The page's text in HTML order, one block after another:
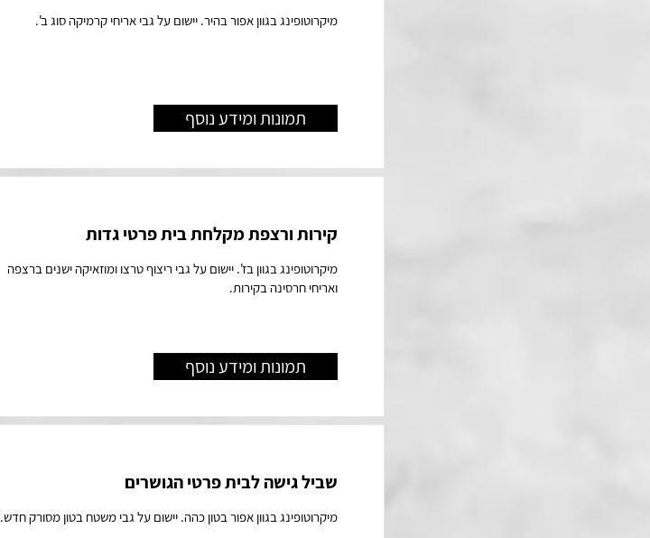
מיקרוטופינג בגוון אפור בהיר. יישום על גבי אריחי קרמיקה סוג ב'.
תמונות ומידע נוסף
קירות ורצפת מקלחת בית פרטי גדות
מיקרוטופינג בגוון בז'. יישום על גבי ריצוף טרצו ומוזאיקה ישנים ברצפה
ואריחי חרסינה בקירות.
תמונות ומידע נוסף
שביל גישה לבית פרטי הגושרים
מיקרוטופינג בגוון אפור בטון כהה. יישום על גבי משטח בטון מסורק חדש.